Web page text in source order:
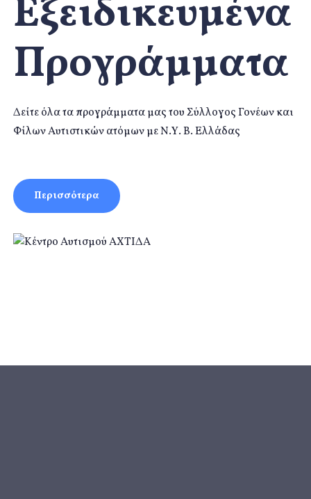
Εξειδικευμένα
Προγράμματα
Δείτε όλα τα προγράμματα μας του Σύλλογος Γονέων και
Φίλων Αυτιστικών ατόμων με Ν.Υ. Β. Ελλάδας
Περισσότερα